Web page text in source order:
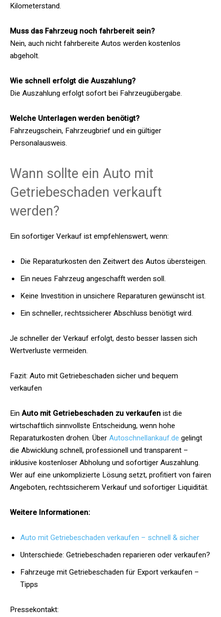
Kilometerstand.
Muss das Fahrzeug noch fahrbereit sein?
Nein, auch nicht fahrbereite Autos werden kostenlos
abgeholt.
Wie schnell erfolgt die Auszahlung?
Die Auszahlung erfolgt sofort bei Fahrzeugübergabe.
Welche Unterlagen werden benötigt?
Fahrzeugschein, Fahrzeugbrief und ein gültiger
Personalausweis.
Wann sollte ein Auto mit
Getriebeschaden verkauft
werden?
Ein sofortiger Verkauf ist empfehlenswert, wenn:
Die Reparaturkosten den Zeitwert des Autos übersteigen.
Ein neues Fahrzeug angeschafft werden soll.
Keine Investition in unsichere Reparaturen gewünscht ist.
Ein schneller, rechtssicherer Abschluss benötigt wird.
Je schneller der Verkauf erfolgt, desto besser lassen sich
Wertverluste vermeiden.
Fazit: Auto mit Getriebeschaden sicher und bequem
verkaufen
EinAuto mit Getriebeschaden zu verkaufenist die
wirtschaftlich sinnvollste Entscheidung, wenn hohe
Reparaturkosten drohen. ÜberAutoschnellankauf.de gelingt
die Abwicklung schnell, professionell und transparent –
inklusive kostenloser Abholung und sofortiger Auszahlung.
Wer auf eine unkomplizierte Lösung setzt, profitiert von fairen
Angeboten, rechtssicherem Verkauf und sofortiger Liquidität.
Weitere Informationen:
Auto mit Getriebeschaden verkaufen – schnell & sicher
Unterschiede: Getriebeschaden reparieren oder verkaufen?
Fahrzeuge mit Getriebeschaden für Export verkaufen –
Tipps
Pressekontakt: